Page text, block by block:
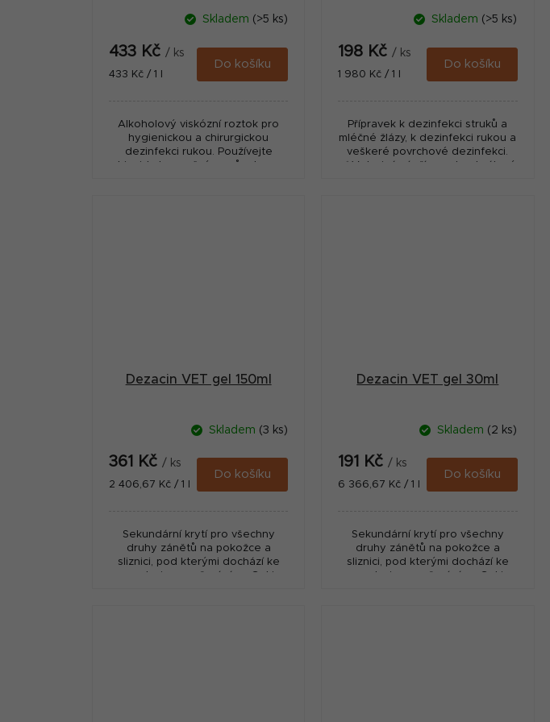
Skladem (>5 ks)
433 Kč / ks
Měrná
433 Kč / 1 l
Do košíku
Alkoholový viskózní roztok pro
hygienickou a chirurgickou
dezinfekci rukou. Používejte
biocidy bezpečným způsobem.
Skladem (>5 ks)
198 Kč / ks
Měrná
1 980 Kč / 1 l
Do košíku
Přípravek k dezinfekci struků a
mléčné žlázy, k dezinfekci rukou a
veškeré povrchové dezinfekci.
✅ Veterinární přípravek schválený
Dezacin VET gel 150ml
Skladem (3 ks)
361 Kč / ks
Měrná
2 406,67 Kč / 1 l
Do košíku
Sekundární krytí pro všechny
druhy zánětů na pokožce a
sliznici, pod kterými dochází ke
granulaci a uzavření rány. Gel je
Dezacin VET gel 30ml
Skladem (2 ks)
191 Kč/ ks
Měrná
6 366,67 Kč / 1 l
Do košíku
Sekundární krytí pro všechny
druhy zánětů na pokožce a
sliznici, pod kterými dochází ke
granulaci a uzavření rány. Gel je